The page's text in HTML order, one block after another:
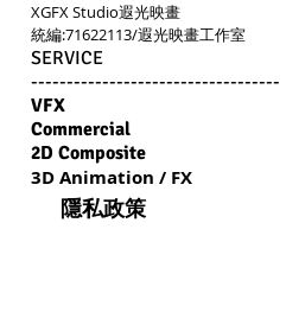
XGFX Studio​遐光映畫
​統編:71622113/遐光映畫工作室
SERVICE
-----------------------------------
VFX
Commercial
2D Composite
3D Animation / FX
品牌故事/廣告拍攝/宣傳影片製作/廣告影片製作/產品影片製作/簡介影片/光雕投影/
/公司介紹影片/企業影片製作/片頭動畫製作/產品影片/遊戲動畫製作
隱私政策